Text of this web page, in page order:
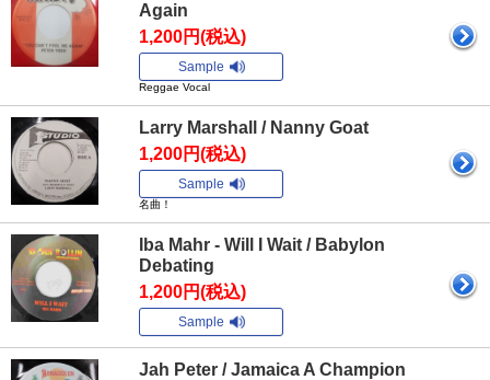
Again
1,200円(税込)
Sample
Reggae Vocal
Larry Marshall / Nanny Goat
1,200円(税込)
Sample
名曲！
Iba Mahr - Will I Wait / Babylon
Debating
1,200円(税込)
Sample
Jah Peter / Jamaica A Champion